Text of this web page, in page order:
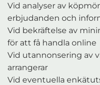
Vid analyser av
erbjudanden och
Vid bekräftelse av
för att få handla online
Vid utannonsering av
arrangerar
Vid eventuella